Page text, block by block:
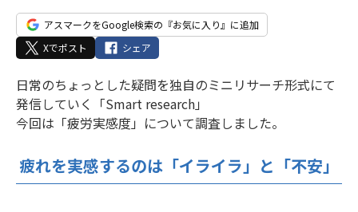
アスマークをGoogle検索の『お気に入り』に追加
Xでポスト
シェア
日常のちょっとした疑問を独自のミニリサーチ形式にて
発信していく「Smart research」
今回は「疲労実感度」について調査しました。
疲れを実感するのは「イライラ」と「不安」